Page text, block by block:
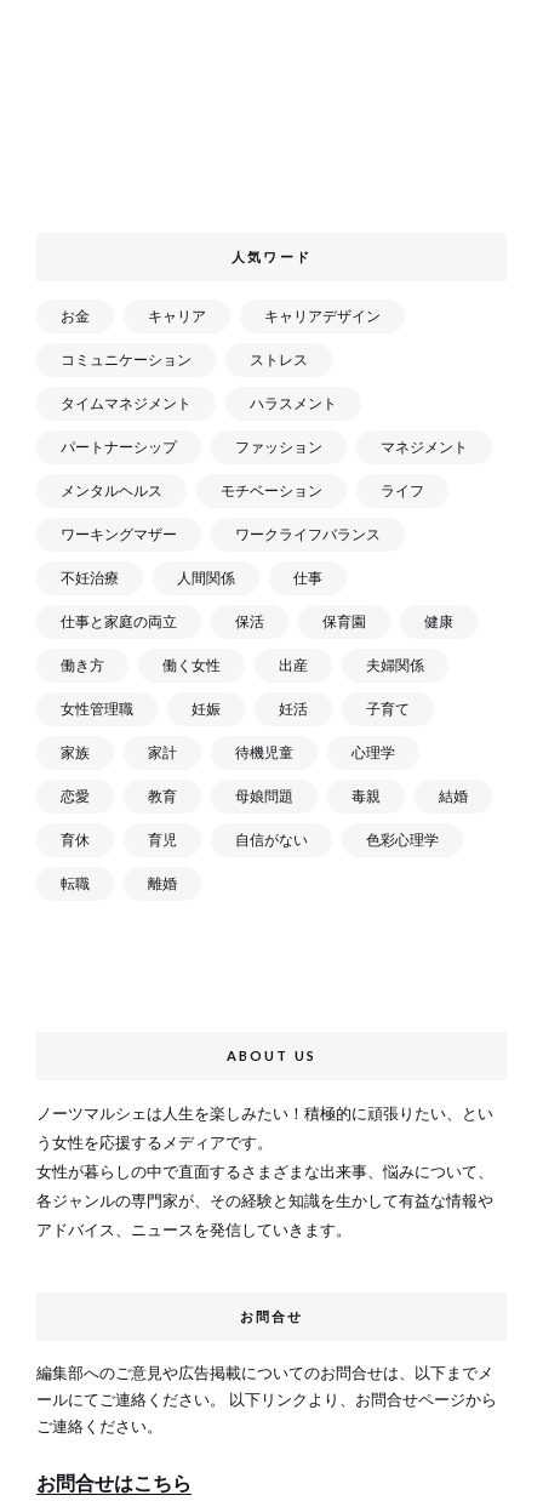
人気ワード
お金 キャリア キャリアデザイン
コミュニケーション ストレス
タイムマネジメント ハラスメント
パートナーシップ ファッション マネジメント
メンタルヘルス モチベーション ライフ
ワーキングマザー ワークライフバランス
不妊治療 人間関係 仕事
仕事と家庭の両立 保活 保育園 健康
働き方 働く女性 出産 夫婦関係
女性管理職 妊娠 妊活 子育て
家族 家計 待機児童 心理学
恋愛 教育 母娘問題 毒親 結婚
育休 育児 自信がない 色彩心理学
転職 離婚
ABOUT US
ノーツマルシェは人生を楽しみたい！積極的に頑張りたい、とい
う女性を応援するメディアです。
女性が暮らしの中で直面するさまざまな出来事、悩みについて、
各ジャンルの専門家が、その経験と知識を生かして有益な情報や
アドバイス、ニュースを発信していきます。
お問合せ
編集部へのご意見や広告掲載についてのお問合せは、以下までメ
ールにてご連絡ください。 以下リンクより、お問合せページから
ご連絡ください。
お問合せはこちら